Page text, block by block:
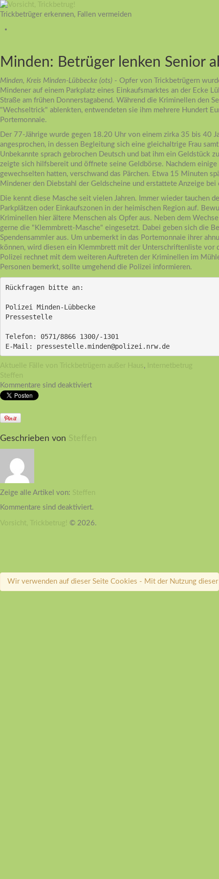
Trickbetrüger erkennen, Fallen vermeiden
Minden: Betrüger lenken Senior
Minden, Kreis Minden-Lübbecke (ots) - Opfer von Trickbetrügern
Mindener auf einem Parkplatz eines Einkaufsmarktes an der Ecke
Straße am frühen Donnerstagabend. Während die Kriminellen den
"Wechseltrick" ablenkten, entwendeten sie ihm mehrere Hundert
Portemonnaie.
Der 77-Jährige wurde gegen 18.20 Uhr von einem zirka 35 bis 40
angesprochen, in dessen Begleitung sich eine gleichaltrige Frau
Unbekannte sprach gebrochen Deutsch und bat ihm ein Geldstück
zeigte sich hilfsbereit und öffnete seine Geldbörse. Nachdem
gewechselten hatten, verschwand das Pärchen. Etwa 15 Minuten
Mindener den Diebstahl der Geldscheine und erstattete Anzeige bei
Die kennt diese Masche seit vielen Jahren. Immer wieder tauchen
Parkplätzen oder Einkaufszonen in der heimischen Region auf.
Kriminellen hier ältere Menschen als Opfer aus. Neben dem
gerne die "Klemmbrett-Masche" eingesetzt. Dabei geben sich die
Spendensammler aus. Um unbemerkt in das Portemonnaie ihrer
können, wird diesen ein Klemmbrett mit der Unterschriftenliste vor
Polizei rechnet mit dem weiteren Auftreten der Kriminellen im
Personen bemerkt, sollte umgehend die Polizei informieren.
Rückfragen bitte an:
Polizei Minden-Lübbecke
Pressestelle
Telefon: 0571/8866 1300/-1301
E-Mail: pressestelle.minden@polizei.nrw.de
Aktuelle Fälle von Trickbetrügern außer Haus, Internetbetrug
Steffen
Kommentare sind deaktiviert
Geschrieben von Steffen
Zeige alle Artikel von: Steffen
Kommentare sind deaktiviert.
Vorsicht, Trickbetrug! © 2026.
Wir verwenden auf dieser Seite Cookies - Mit der Nutzung